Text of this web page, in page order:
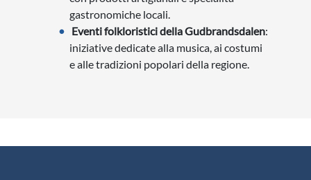
gastronomiche locali.
Eventi folkloristici della Gudbrandsdalen:
iniziative dedicate alla musica, ai costumi
e alle tradizioni popolari della regione.